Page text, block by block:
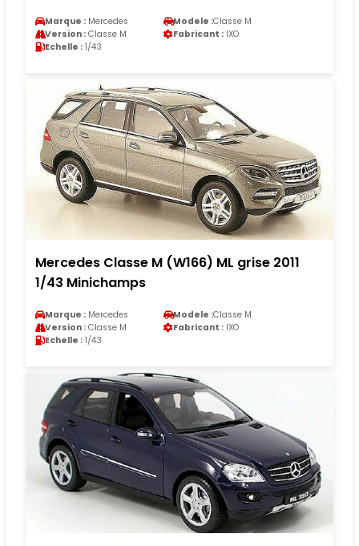
Marque : Mercedes Modele :Classe M
Version : Classe M Fabricant : IXO
Echelle : 1/43
Mercedes Classe M (W166) ML grise 2011
1/43 Minichamps
Marque : Mercedes Modele :Classe M
Version : Classe M Fabricant : IXO
Echelle : 1/43